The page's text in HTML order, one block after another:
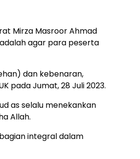
Mirza Masroor Ahmad
agar para peserta
dan kebenaran,
pada Jumat, 28 Juli 2023.
as selalu menekankan
Allah.
integral dalam